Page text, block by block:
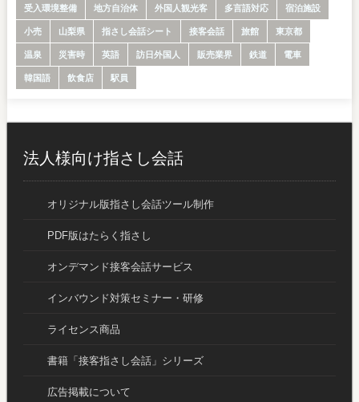
受入環境整備
地方自治体 外国人観光客 多言語対応
宿泊施設
小売
山梨県 指さし会話シート 接客会話 旅館
東京都
温泉
災害時 英語 訪日外国人 販売業界 鉄道
電車
韓国語
飲食店 駅員
法人様向け指さし会話
オリジナル版指さし会話ツール制作
PDF版はたらく指さし
オンデマンド接客会話サービス
インバウンド対策セミナー・研修
ライセンス商品
書籍「接客指さし会話」シリーズ
広告掲載について